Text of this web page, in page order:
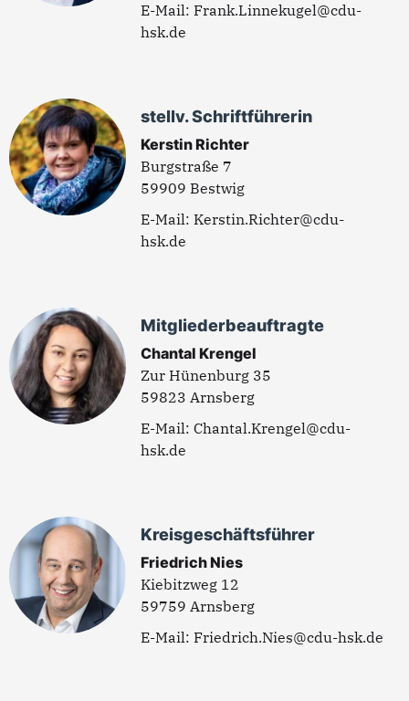
Frank.Linnekugel@cdu-
hsk.de
stellv. Schriftführerin
Kerstin Richter
Burgstraße 7
59909 Bestwig
Kerstin.Richter@cdu-
hsk.de
Mitgliederbeauftragte
Chantal Krengel
Zur Hünenburg 35
59823 Arnsberg
Chantal.Krengel@cdu-
hsk.de
Kreisgeschäftsführer
Friedrich Nies
Kiebitzweg 12
59759 Arnsberg
Friedrich.Nies@cdu-hsk.de